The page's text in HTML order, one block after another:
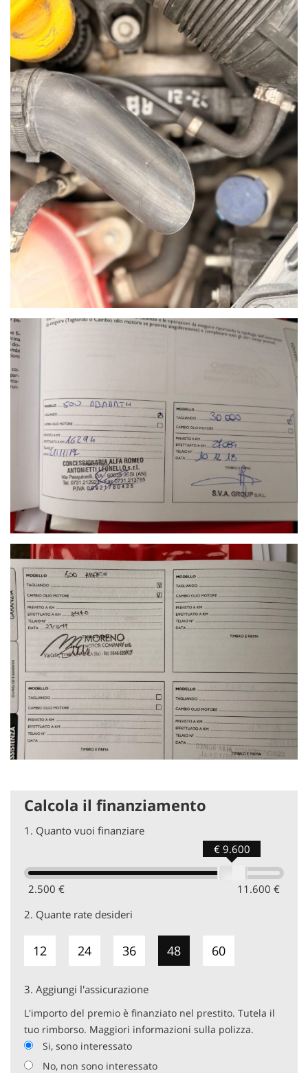
Calcola il finanziamento
1. Quanto vuoi finanziare
2.500 € 11.600 €
€ 9.600
2. Quante rate desideri
12 24 36 48 60
3. Aggiungi l'assicurazione
L'importo del premio è finanziato nel prestito. Tutela il
tuo rimborso. Maggiori informazioni sulla polizza.
Si, sono interessato
No, non sono interessato